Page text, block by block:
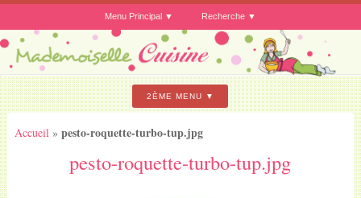
Menu Principal Recherche
2ÈME MENU
Accueil » pesto-roquette-turbo-tup.jpg
pesto-roquette-turbo-tup.jpg